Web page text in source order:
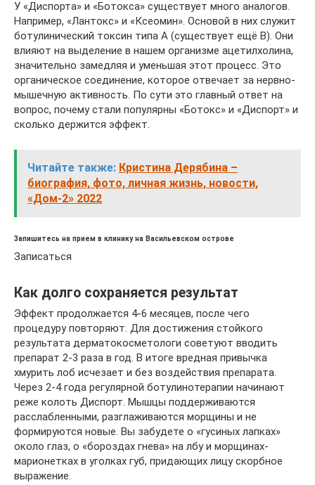
У «Диспорта» и «Ботокса» существует много аналогов.
Например, «Лантокс» и «Ксеомин». Основой в них служит
ботулинический токсин типа А (существует ещё В). Они
влияют на выделение в нашем организме ацетилхолина,
значительно замедляя и уменьшая этот процесс. Это
органическое соединение, которое отвечает за нервно-
мышечную активность. По сути это главный ответ на
вопрос, почему стали популярны «Ботокс» и «Диспорт» и
сколько держится эффект.
Читайте также: Кристина Дерябина –
биография, фото, личная жизнь, новости,
«Дом-2» 2022
Запишитесь на прием в клинику на Васильевском острове
Записаться
Как долго сохраняется результат
Эффект продолжается 4-6 месяцев, после чего
процедуру повторяют. Для достижения стойкого
результата дерматокосметологи советуют вводить
препарат 2-3 раза в год. В итоге вредная привычка
хмурить лоб исчезает и без воздействия препарата.
Через 2-4 года регулярной ботулинотерапии начинают
реже колоть Диспорт. Мышцы поддерживаются
расслабленными, разглаживаются морщины и не
формируются новые. Вы забудете о «гусиных лапках»
около глаз, о «бороздах гнева» на лбу и морщинах-
марионетках в уголках губ, придающих лицу скорбное
выражение.